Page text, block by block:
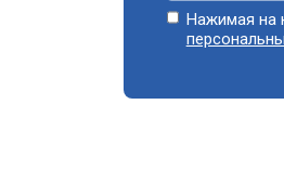
Нажимая на